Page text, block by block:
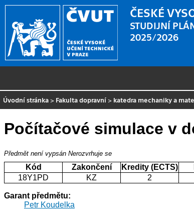
ČESKÉ
STUDIJNÍ
2025/2026
Úvodní stránka > Fakulta dopravní > katedra mechaniky a
Počítačové simulace v
Předmět není vypsán Nerozvrhuje se
Kód Zakončení Kredity (ECTS)
18Y1PD
KZ 2
Garant předmětu:
Petr Koudelka